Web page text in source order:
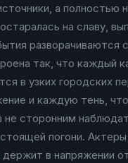
а
на славу,
так, что каждый
в узких городских
и каждую тень,
не сторонним
погони.
держит в